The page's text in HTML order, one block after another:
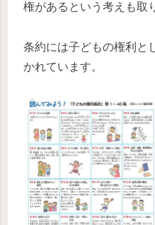
権があるという考えも取
条約には子どもの権利と
かれています。